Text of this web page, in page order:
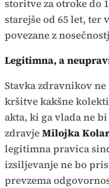
storitve za otroke do
starejše od 65 let, ter
povezane z
Legitimna, a
Stavka zdravnikov
kršitve kakšne
akta, ki ga vlada ne
zdravjeMilojka
legitimna pravica
izsiljevanje ne bo
prevzema